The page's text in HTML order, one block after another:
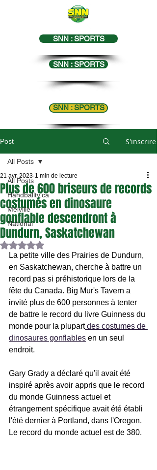
SNN : SPORTS
SNN : SPORTS
SNN : SPORTS
Post S'inscrire
All Posts
Handballtv.ca
Melville
National
All Posts
Plus de 600 briseurs de records
costumés en dinosaure
gonflable descendront à
Dundurn, Saskatchewan
21 avr. 2023 1 min de lecture
Noté NaN étoiles sur 5.
La petite ville des Prairies de Dundurn,
en Saskatchewan, cherche à battre un
record pas si préhistorique lors de la
fête du Canada. Big Mur's Tavern a
invité plus de 600 personnes à tenter
de battre le record du livre Guinness du
monde pour la plupart des costumes de
dinosaures gonflables en un seul
endroit.
Gary Grady a déclaré qu'il avait été
inspiré après avoir appris que le record
du monde Guinness actuel et
étrangement spécifique avait été établi
l'été dernier à Portland, dans l'Oregon.
Le record du monde actuel est de 380.